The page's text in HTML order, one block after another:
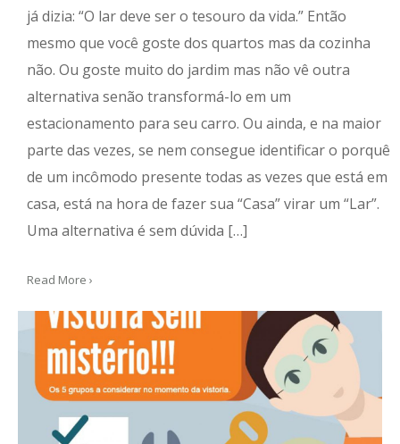
já dizia: “O lar deve ser o tesouro da vida.” Então
mesmo que você goste dos quartos mas da cozinha
não. Ou goste muito do jardim mas não vê outra
alternativa senão transformá-lo em um
estacionamento para seu carro. Ou ainda, e na maior
parte das vezes, se nem consegue identificar o porquê
de um incômodo presente todas as vezes que está em
casa, está na hora de fazer sua “Casa” virar um “Lar”.
Uma alternativa é sem dúvida […]
Read More ›